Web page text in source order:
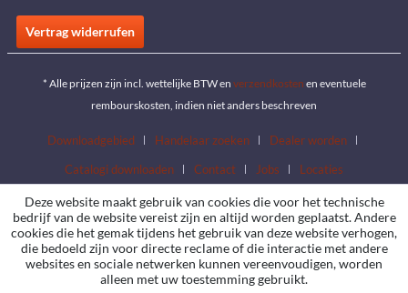
Vertrag widerrufen
* Alle prijzen zijn incl. wettelijke BTW en verzendkosten en eventuele
rembourskosten, indien niet anders beschreven
Downloadgebied Handelaar zoeken
Dealer worden
Catalogi downloaden
Contact Jobs Locaties
Deze website maakt gebruik van cookies die voor het technische
bedrijf van de website vereist zijn en altijd worden geplaatst. Andere
cookies die het gemak tijdens het gebruik van deze website verhogen,
die bedoeld zijn voor directe reclame of die interactie met andere
websites en sociale netwerken kunnen vereenvoudigen, worden
alleen met uw toestemming gebruikt.